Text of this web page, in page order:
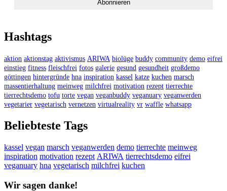
Hashtags
aktion aktionstag aktivismus ARIWA biolüge buddy community demo eifrei
einstieg fitness fleischfrei fotos galerie gesund gesundheit großdemo
göttingen hintergründe hna inspiration kassel katze kuchen marsch
massentierhaltung meinweg milchfrei motivation rezept tierrechte
tierrechtsdemo tofu torte vegan veganbuddy veganuary veganwerden
vegetarier vegetarisch vernetzen virtualreality vr waffle whatsapp
Beliebteste Tags
kassel vegan marsch veganwerden demo tierrechte meinweg
inspiration motivation rezept ARIWA tierrechtsdemo eifrei
veganuary hna vegetarisch milchfrei kuchen
Wir sagen danke!